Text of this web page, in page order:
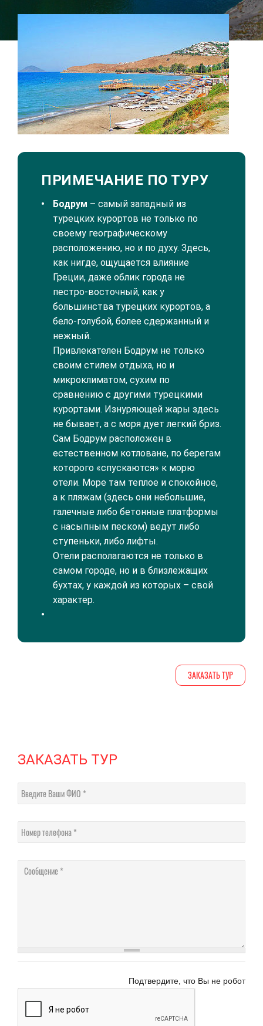
ПРИМЕЧАНИЕ ПО ТУРУ
Бодрум – самый западный из
турецких курортов не только по
своему географическому
расположению, но и по духу. Здесь,
как нигде, ощущается влияние
Греции, даже облик города не
пестро-восточный, как у
большинства турецких курортов, а
бело-голубой, более сдержанный и
нежный.
Привлекателен Бодрум не только
своим стилем отдыха, но и
микроклиматом, сухим по
сравнению с другими турецкими
курортами. Изнуряющей жары здесь
не бывает, а с моря дует легкий бриз.
Сам Бодрум расположен в
естественном котловане, по берегам
которого «спускаются» к морю
отели. Море там теплое и спокойное,
а к пляжам (здесь они небольшие,
галечные либо бетонные платформы
с насыпным песком) ведут либо
ступеньки, либо лифты.
Отели располагаются не только в
самом городе, но и в близлежащих
бухтах, у каждой из которых – свой
характер.
ЗАКАЗАТЬ ТУР
ЗАКАЗАТЬ ТУР
Введите Ваши ФИО
Номер телефона
Подтвердите, что Вы не робот